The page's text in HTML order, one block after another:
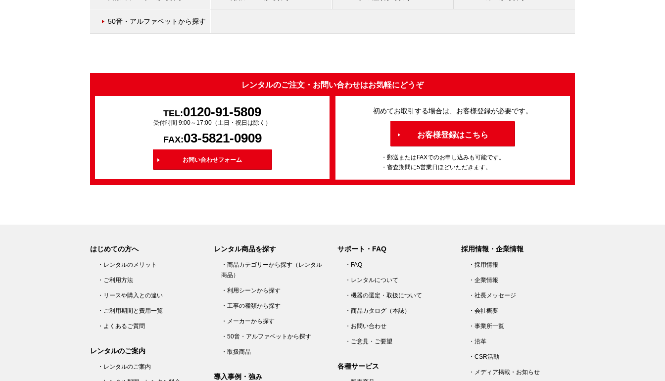
50音・アルファベットから探す
レンタルのご注文・お問い合わせはお気軽にどうぞ
TEL:0120-91-5809
受付時間 9:00～17:00（土日・祝日は除く）
FAX:03-5821-0909
お問い合わせフォーム
初めてお取引する場合は、お客様登録が必要です。
お客様登録はこちら
・郵送またはFAXでのお申し込みも可能です。
・審査期間に5営業日ほどいただきます。
はじめての方へ
・レンタルのメリット
・ご利用方法
・リースや購入との違い
・ご利用期間と費用一覧
・よくあるご質問
レンタルのご案内
・レンタルのご案内
レンタル商品を探す
・商品カテゴリーから探す（レンタル
商品）
・利用シーンから探す
・工事の種類から探す
・メーカーから探す
・50音・アルファベットから探す
・取扱商品
導入事例・強み
サポート・FAQ
・FAQ
・レンタルについて
・機器の選定・取扱について
・商品カタログ（本誌）
・お問い合わせ
・ご意見・ご要望
各種サービス
採用情報・企業情報
・採用情報
・企業情報
・社長メッセージ
・会社概要
・事業所一覧
・沿革
・CSR活動
・メディア掲載・お知らせ